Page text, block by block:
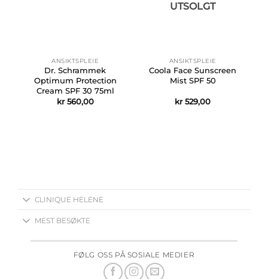
ANSIKTSPLEIE
Dr. Schrammek
Optimum Protection
Cream SPF 30 75ml
kr560,00
UTSOLGT
ANSIKTSPLEIE
Coola Face Sunscreen
Mist SPF 50
kr529,00
CLINIQUE HELENE
MEST BESØKTE
FØLG OSS PÅ SOSIALE MEDIER